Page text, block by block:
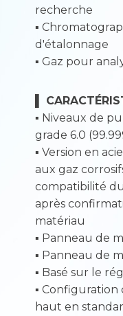
recherche
▪
d'étalonnage
▪ Gaz pour
▌
▪ Niveaux de
grade 6.0
▪ Version en
aux gaz
compatibilité
après
matériau
▪ Panneau de
▪ Panneau de
▪ Basé sur le
▪ Configuration
haut en